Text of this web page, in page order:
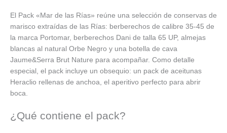
El Pack «Mar de las Rías» reúne una selección de conservas de
marisco extraídas de las Rías: berberechos de calibre 35-45 de
la marca Portomar, berberechos Dani de talla 65 UP, almejas
blancas al natural Orbe Negro y una botella de cava
Jaume&Serra Brut Nature para acompañar. Como detalle
especial, el pack incluye un obsequio: un pack de aceitunas
Heraclio rellenas de anchoa, el aperitivo perfecto para abrir
boca.
¿Qué contiene el pack?